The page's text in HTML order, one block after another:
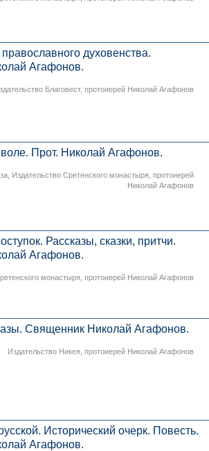
духовенства.
Агафонов.
Благовест,протоиерей Николай Агафонов
Прот. Николай Агафонов.
Издательство Сретенского монастыря ,протоиерей
Николай Агафонов
Рассказы, сказки, притчи.
Агафонов.
монастыря ,протоиерей Николай Агафонов
Священник Николай Агафонов.
Издательство Никея ,протоиерей Николай Агафонов
Исторический очерк. Повесть.
Агафонов.